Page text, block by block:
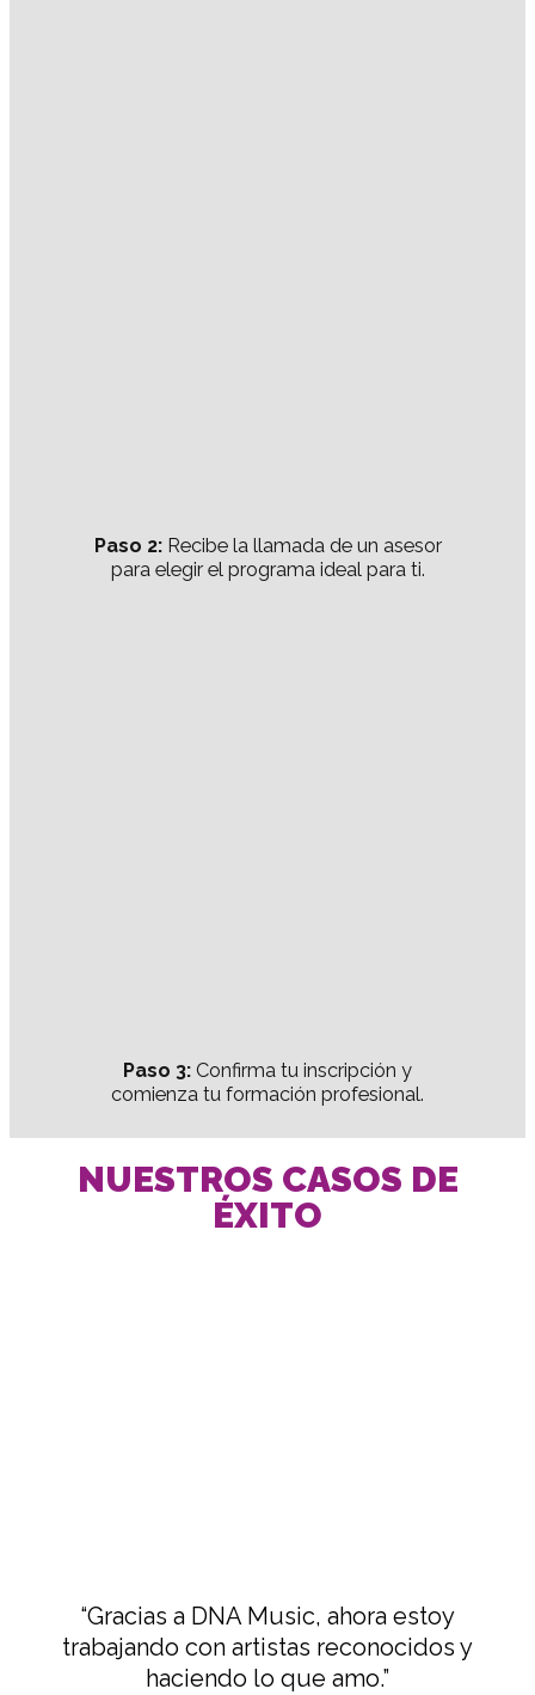
Paso 2:Recibe la llamada de un asesor
para elegir el programa ideal para ti.
Paso 3: Confirma tu inscripción y
comienza tu formación profesional.
NUESTROS CASOS DE
ÉXITO
“Gracias a DNA Music, ahora estoy
trabajando con artistas reconocidos y
haciendo lo que amo.”